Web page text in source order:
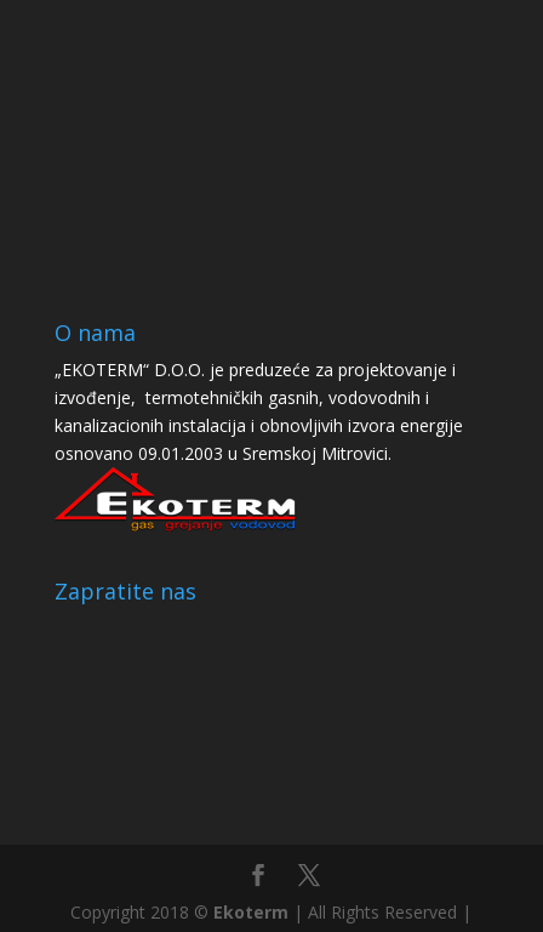
O nama
„EKOTERM“ D.O.O. je preduzeće za projektovanje i
izvođenje, termotehničkih gasnih, vodovodnih i
kanalizacionih instalacija i obnovljivih izvora energije
osnovano 09.01.2003 u Sremskoj Mitrovici.
Zapratite nas
Copyright 2018 © Ekoterm | All Rights Reserved |